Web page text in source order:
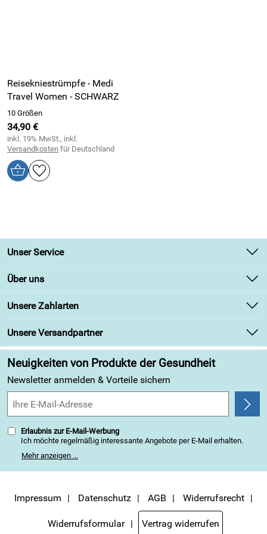
Reisekniestrümpfe - Medi
Travel Women - SCHWARZ
10 Größen
34,90 €
inkl. 19% MwSt., inkl.
Versandkosten für Deutschland
Unser Service
Kontakt
Retourenabwicklung
Lieferbedingungen
Über uns
Unsere Bestseller
Angebote
Kundenbewertungen (313)
4,9/5
Unsere Zahlarten
Unsere Versandpartner
Neuigkeiten von Produkte der Gesundheit
Newsletter anmelden & Vorteile sichern
Erlaubnis zur E-Mail-Werbung
Ich möchte regelmäßig interessante Angebote per E-Mail erhalten.
weitergegeben. Zu statistischen Zwecken wird in anonymer Form
kann ich jederzeit mit Wirkung für die Zukunft widerrufen, indem ich
den Link "Abmelden" am Ende des Newsletters anklicke. Die
habe ich zur Kenntnis genommen.
Mehr anzeigen ...
Impressum Datenschutz AGB Widerrufsrecht
Widerrufsformular Vertrag widerrufen